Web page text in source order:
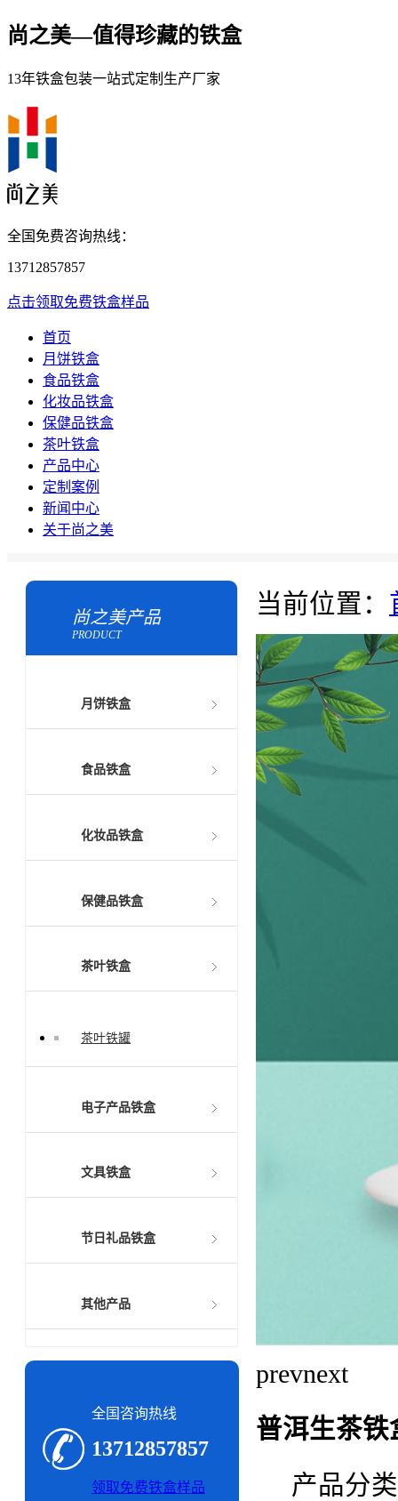
尚之美—值得珍藏的铁盒
13年铁盒包装一站式定制生产厂家
全国免费咨询热线：
13712857857
点击领取免费铁盒样品
首页
月饼铁盒
食品铁盒
化妆品铁盒
保健品铁盒
茶叶铁盒
产品中心
定制案例
新闻中心
关于尚之美
当前位置：
prevnext
普洱生茶铁
产品分
尚之美产品
PRODUCT
月饼铁盒
食品铁盒
化妆品铁盒
保健品铁盒
茶叶铁盒
茶叶铁罐
电子产品铁盒
文具铁盒
节日礼品铁盒
其他产品
全国咨询热线
13712857857
领取免费铁盒样品